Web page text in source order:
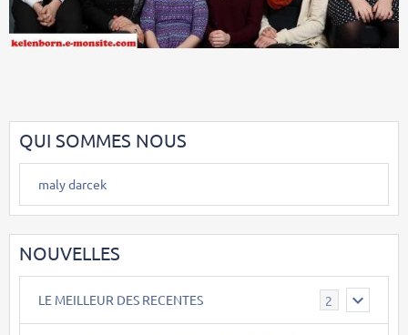
QUI SOMMES NOUS
maly darcek
NOUVELLES
LE MEILLEUR DES RECENTES 2